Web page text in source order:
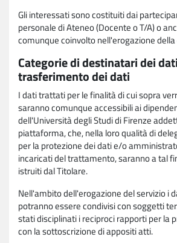
Gli interessati sono costituiti dai
personale di Ateneo (Docente o T/A) o
comunque coinvolto nell'erogazione
Categorie di destinatari dei
trasferimento dei dati
I dati trattati per le finalità di cui sopra
saranno comunque accessibili ai
dell'Università degli Studi di Firenze
piattaforma, che, nella loro qualità di
per la protezione dei dati e/o
incaricati del trattamento, saranno a tal
istruiti dal Titolare.
Nell'ambito dell'erogazione del servizio i
potranno essere condivisi con soggetti
stati disciplinati i reciproci rapporti per la
con la sottoscrizione di appositi atti.